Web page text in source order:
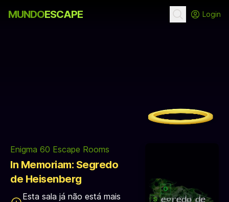
MUNDOESCAPE Login
Enigma 60 Escape Rooms
In Memoriam: Segredo
de Heisenberg
Esta sala já não está mais